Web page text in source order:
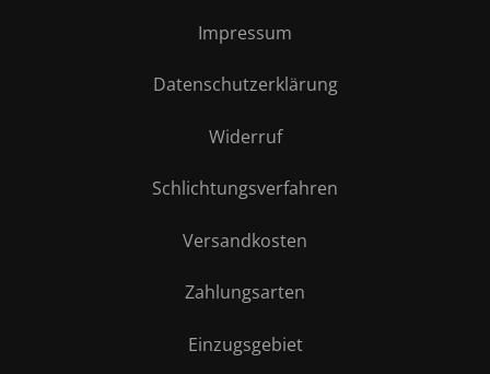
Impressum
Datenschutzerklärung
Widerruf
Schlichtungsverfahren
Versandkosten
Zahlungsarten
Einzugsgebiet